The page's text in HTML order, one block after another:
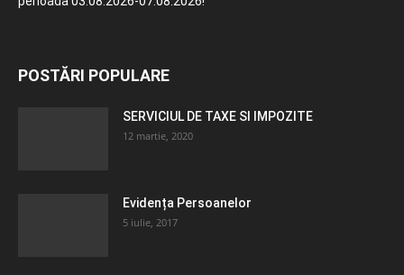
POSTĂRI POPULARE
SERVICIUL DE TAXE SI IMPOZITE
12 martie, 2020
Evidența Persoanelor
5 iulie, 2017